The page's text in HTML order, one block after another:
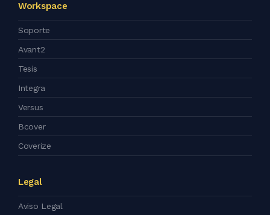
Workspace
Soporte
Avant2
Tesis
Integra
Versus
Bcover
Coverize
Legal
Aviso Legal